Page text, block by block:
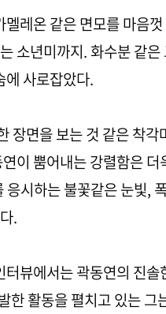
레온 같은 면모를 마음
소년미까지. 화수분 같
에 사로잡았다.
장면을 보는 것 같은 착
이 뿜어내는 강렬함은
시하는 불꽃같은 눈빛,
.
뷰에서는 곽동연의 진
한 활동을 펼치고 있는 그